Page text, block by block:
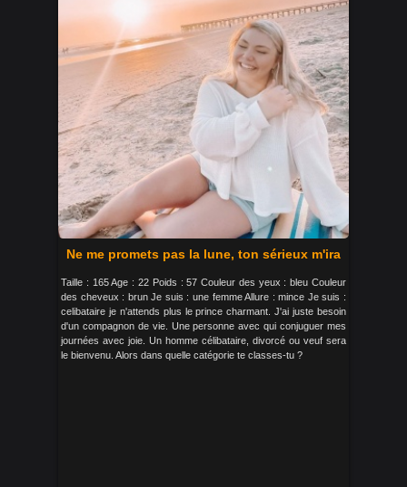
Ne me promets pas la lune, ton sérieux m'ira
Taille : 165 Age : 22 Poids : 57 Couleur des yeux : bleu Couleur
des cheveux : brun Je suis : une femme Allure : mince Je suis :
celibataire je n'attends plus le prince charmant. J'ai juste besoin
d'un compagnon de vie. Une personne avec qui conjuguer mes
journées avec joie. Un homme célibataire, divorcé ou veuf sera
le bienvenu. Alors dans quelle catégorie te classes-tu ?